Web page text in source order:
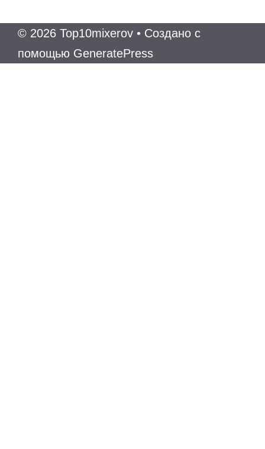
© 2026 Top10mixerov • Создано с
помощью GeneratePress